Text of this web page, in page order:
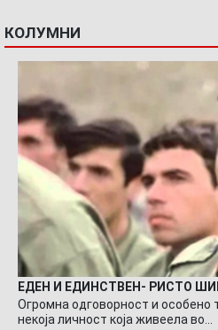
КОЛУМНИ
ЕДЕН И ЕДИНСТВЕН- РИСТО
Огромна одговорност и особено
некоја личност која живеела во…